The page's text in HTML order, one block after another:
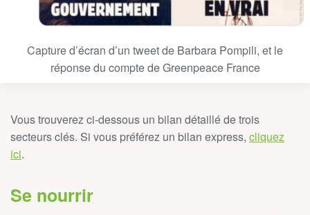
Capture d’écran d’un tweet de Barbara Pompili, et le
réponse du compte de Greenpeace France
Vous trouverez ci-dessous un bilan détaillé de trois
secteurs clés. Si vous préférez un bilan express, cliquez
ici.
Se nourrir